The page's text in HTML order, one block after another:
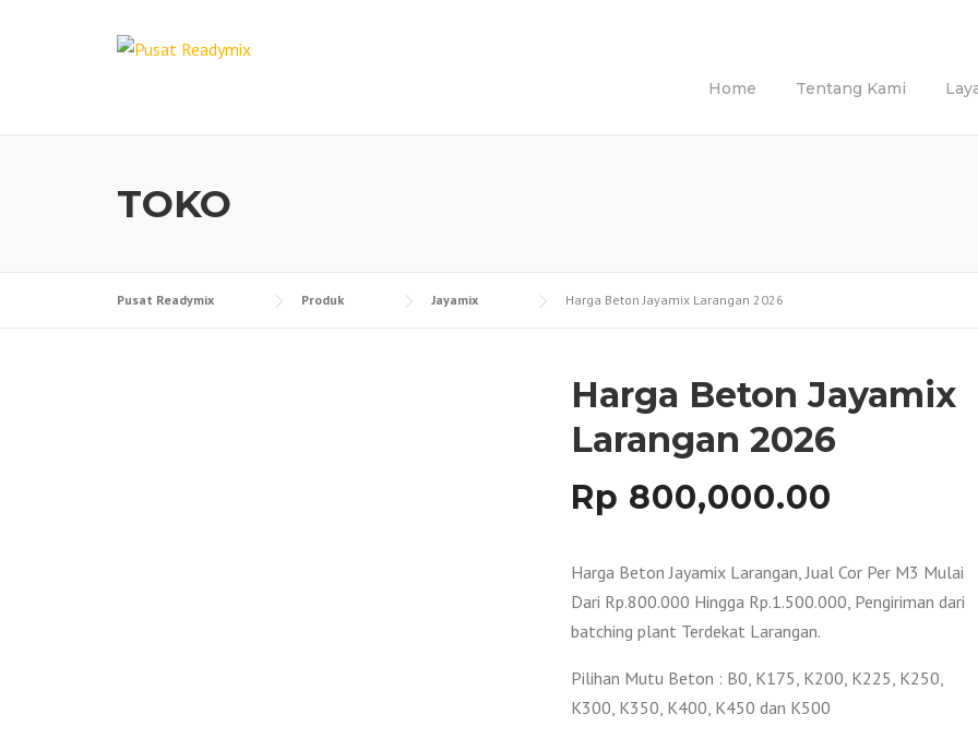
Home Tentang Kami
TOKO
Pusat Readymix Produk Jayamix Harga Beton Jayamix Larangan 2026
Harga Beton Jayamix
Larangan 2026
Rp 800,000.00
Harga Beton Jayamix Larangan, Jual Cor Per M3 Mulai
Dari Rp.800.000 Hingga Rp.1.500.000, Pengiriman dari
batching plant Terdekat Larangan.
Pilihan Mutu Beton : B0, K175, K200, K225, K250,
K300, K350, K400, K450 dan K500